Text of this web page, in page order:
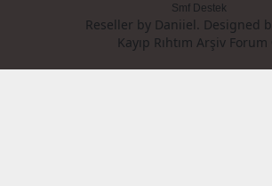
Smf Destek
Reseller by Daniiel. Designed
Kayıp Rıhtım Arşiv